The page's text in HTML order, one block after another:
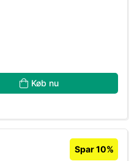
Køb nu
Spar 10%